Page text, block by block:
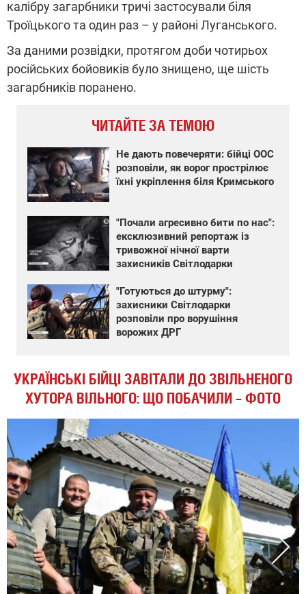
калібру загарбники тричі застосували біля
Троїцького та один раз – у районі Луганського.
За даними розвідки, протягом доби чотирьох
російських бойовиків було знищено, ще шість
загарбників поранено.
ЧИТАЙТЕ ЗА ТЕМОЮ
Не дають повечеряти: бійці ООС
розповіли, як ворог прострілює
їхні укріплення біля Кримського
"Почали агресивно бити по нас":
ексклюзивний репортаж із
тривожної нічної варти
захисників Світлодарки
"Готуються до штурму":
захисники Світлодарки
розповіли про ворушіння
ворожих ДРГ
УКРАЇНСЬКІ БІЙЦІ ЗАВІТАЛИ ДО ЗВІЛЬНЕНОГО
ХУТОРА ВІЛЬНОГО: ЩО ПОБАЧИЛИ – ФОТО